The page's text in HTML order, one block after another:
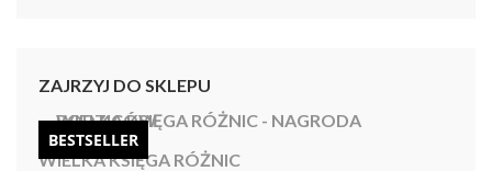
ZAJRZYJ DO SKLEPU
BESTSELLER
WIELKA KSIĘGA RÓŻNIC